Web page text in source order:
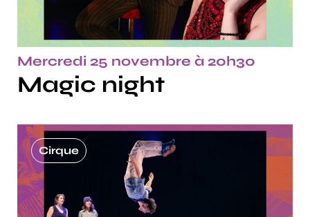
Mercredi 25 novembre à 20h30
Magic night
Cirque